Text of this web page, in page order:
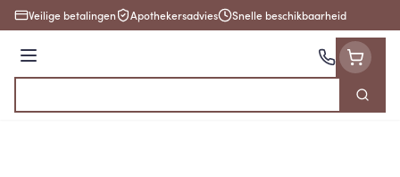
Ga naar de inhoud
Veilige betalingen Apothekersadvies Snelle beschikbaarheid
Menu
Zoek